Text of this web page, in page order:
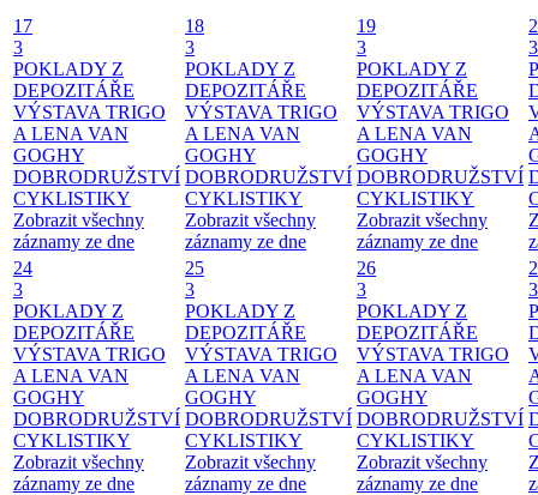
17
3
POKLADY Z
DEPOZITÁŘE
VÝSTAVA TRIGO
A LENA VAN
GOGHY
DOBRODRUŽSTVÍ
CYKLISTIKY
Zobrazit všechny
záznamy ze dne
18
3
POKLADY Z
DEPOZITÁŘE
VÝSTAVA TRIGO
A LENA VAN
GOGHY
DOBRODRUŽSTVÍ
CYKLISTIKY
Zobrazit všechny
záznamy ze dne
19
3
POKLADY Z
DEPOZITÁŘE
VÝSTAVA TRIGO
A LENA VAN
GOGHY
DOBRODRUŽSTVÍ
CYKLISTIKY
Zobrazit všechny
záznamy ze dne
3
24
3
POKLADY Z
DEPOZITÁŘE
VÝSTAVA TRIGO
A LENA VAN
GOGHY
DOBRODRUŽSTVÍ
CYKLISTIKY
Zobrazit všechny
záznamy ze dne
25
3
POKLADY Z
DEPOZITÁŘE
VÝSTAVA TRIGO
A LENA VAN
GOGHY
DOBRODRUŽSTVÍ
CYKLISTIKY
Zobrazit všechny
záznamy ze dne
26
3
POKLADY Z
DEPOZITÁŘE
VÝSTAVA TRIGO
A LENA VAN
GOGHY
DOBRODRUŽSTVÍ
CYKLISTIKY
Zobrazit všechny
záznamy ze dne
3